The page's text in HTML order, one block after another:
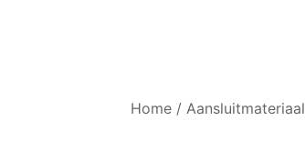
Home / Aansluitmateriaal